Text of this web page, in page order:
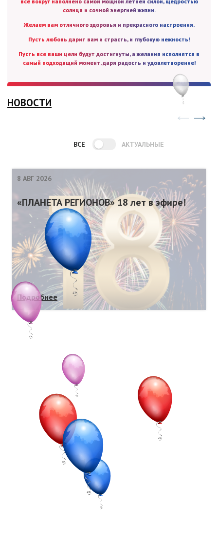
солнца и сочной энергией жизни.
Желаем вам отличного здоровья и прекрасного настроения.
Пусть любовь дарит вам и страсть, и глубокую нежность!
Пусть все ваши цели будут достигнуты, а желания исполнятся в
самый подходящий момент, даря радость и удовлетворение!
НОВОСТИ
ВСЕ АКТУАЛЬНЫЕ
8 АВГ 2026
«ПЛАНЕТА РЕГИОНОВ» 18 лет в эфире!
Подробнее